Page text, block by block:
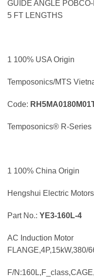
GUIDE ANGLE
5 FT LENGTHS
1 100% USA Origin
Temposonics/MTS
Code:
Temposonics® R-Series
1 100% China Origin
Hengshui Electric
Part No.: YE3-160L-4
AC Induction Motor
FLANGE,4P,15kW,380/
F/